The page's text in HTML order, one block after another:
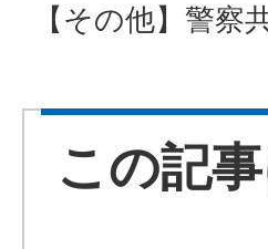
【その他】警察
この記